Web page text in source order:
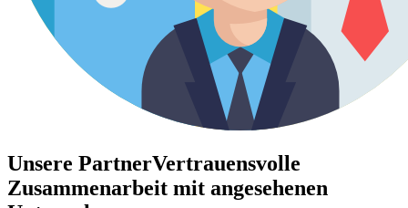
Unsere PartnerVertrauensvolle
Zusammenarbeit mit angesehenen